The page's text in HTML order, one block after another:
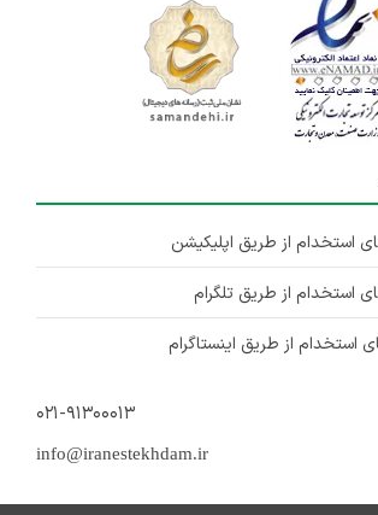
استخدام از طریق اپلیکیشن
استخدام از طریق تلگرام
استخدام از طریق اینستاگرام
۰۲۱-۹۱۳۰۰۰۱۳
info@iranestekhdam.ir